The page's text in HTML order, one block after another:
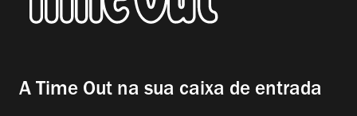
A Time Out na sua caixa de entrada